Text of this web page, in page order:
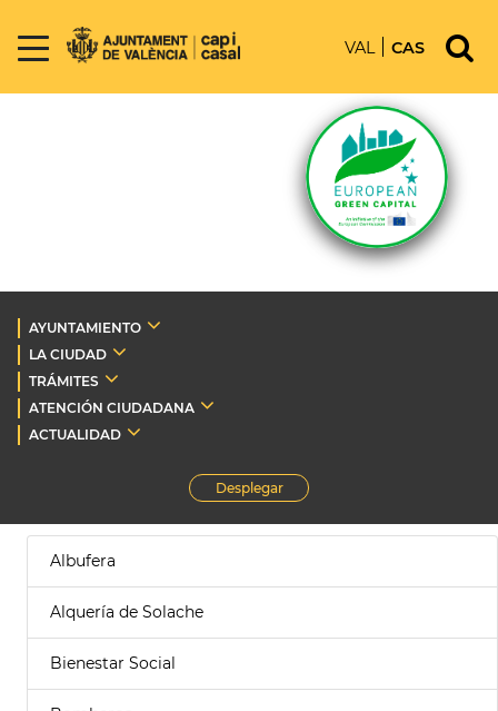
VAL CAS
AYUNTAMIENTO
LA CIUDAD
TRÁMITES
ATENCIÓN CIUDADANA
ACTUALIDAD
Desplegar
Albufera
Alquería de Solache
Bienestar Social